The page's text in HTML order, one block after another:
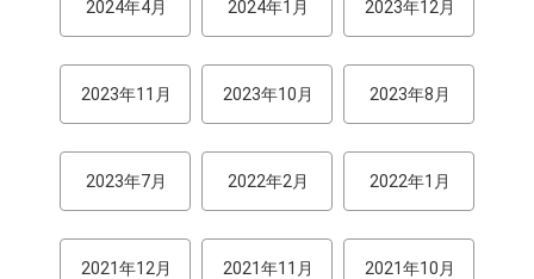
2024年4月 2024年1月 2023年12月
2023年11月 2023年10月 2023年8月
2023年7月 2022年2月 2022年1月
2021年12月 2021年11月 2021年10月